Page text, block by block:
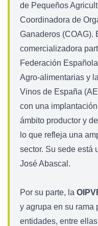
de Pequeños
Coordinadora de
Ganaderos (COAG).
comercializadora
Federación
Agro-alimentarias y
Vinos de España
con una
ámbito productor y
lo que refleja una
sector. Su sede está
José Abascal.
Por su parte, la
y agrupa en su rama
entidades, entre